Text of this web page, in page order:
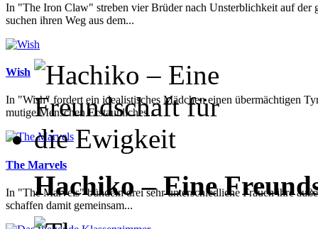
In "The Iron Claw" streben vier Brüder nach Unsterblichkeit auf der
suchen ihren Weg aus dem...
Wish
In "Wish" fordert ein idealistisches Mädchen einen übermächtigen
mutige Menschen Erstaunliches...
The Marvels
In "The Marvels" bündeln drei sehr unterschiedliche Frauen ihre
schaffen damit gemeinsam...
Hachiko – Eine